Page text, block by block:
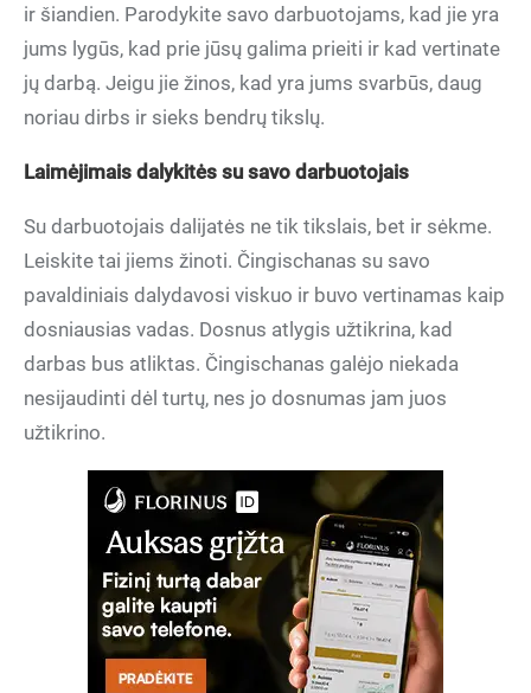
ir šiandien. Parodykite savo darbuotojams, kad jie yra
jums lygūs, kad prie jūsų galima prieiti ir kad vertinate
jų darbą. Jeigu jie žinos, kad yra jums svarbūs, daug
noriau dirbs ir sieks bendrų tikslų.
Laimėjimais dalykitės su savo darbuotojais
Su darbuotojais dalijatės ne tik tikslais, bet ir sėkme.
Leiskite tai jiems žinoti. Čingischanas su savo
pavaldiniais dalydavosi viskuo ir buvo vertinamas kaip
dosniausias vadas. Dosnus atlygis užtikrina, kad
darbas bus atliktas. Čingischanas galėjo niekada
nesijaudinti dėl turtų, nes jo dosnumas jam juos
užtikrino.